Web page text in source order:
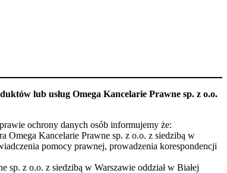
lub usług Omega Kancelarie Prawne sp. z o.o.
ochrony danych osób informujemy że:
Omega Kancelarie Prawne sp. z o.o. z siedzibą w
pomocy prawnej, prowadzenia korespondencji
z o.o. z siedzibą w Warszawie oddział w Białej